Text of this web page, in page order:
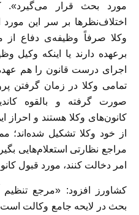
مورد بحث قرار می‌گیرد».
اختلاف‌نظرها بر سر این
وکلا صرفاً وظیفه‌ی دفاع از
برعهده دارند یا اینکه وکیل
اجرای درست قانون را هم
تمامی وکلا در زمان گرفتن
صورت گرفته و بالقوه
کانون‌های وکلا هستند و احراز
از خود وکلا تشکیل
مراجع نظارتی استعلام‌هایی
امر دخالت کنند، مورد قبول
کشاورز افزود: «مرجع تنظیم
بحث در لایحه جامع وکالت